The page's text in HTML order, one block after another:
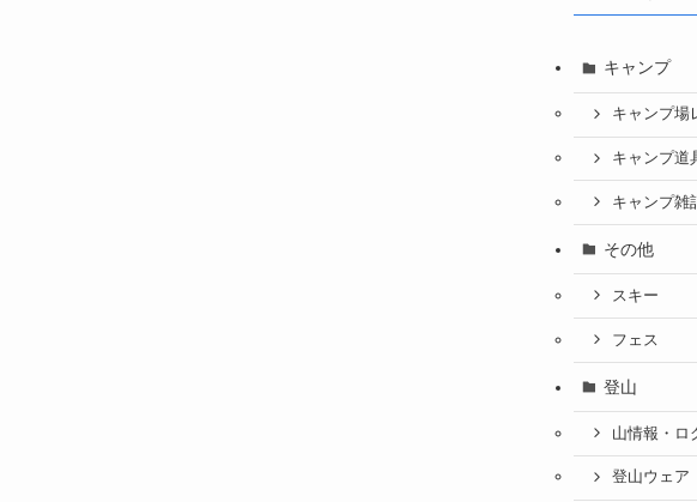
キャンプ
キャンプ場
キャンプ道
キャンプ雑
その他
スキー
フェス
登山
山情報・ロ
登山ウェア